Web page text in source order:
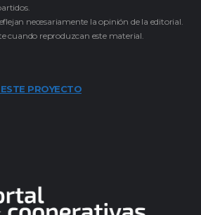
necesariamente la opinión de la editorial.
cuando reproduzcan este material.
PROYECTO